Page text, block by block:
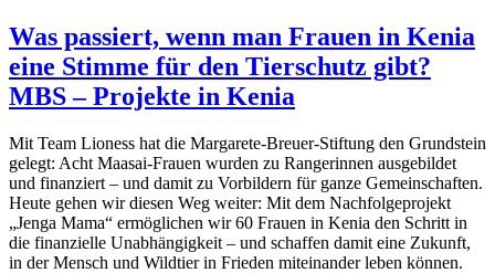
Was passiert, wenn man Frauen in Kenia
eine Stimme für den Tierschutz gibt?
MBS – Projekte in Kenia
Mit Team Lioness hat die Margarete-Breuer-Stiftung den Grundstein
gelegt: Acht Maasai-Frauen wurden zu Rangerinnen ausgebildet
und finanziert – und damit zu Vorbildern für ganze Gemeinschaften.
Heute gehen wir diesen Weg weiter: Mit dem Nachfolgeprojekt
„Jenga Mama“ ermöglichen wir 60 Frauen in Kenia den Schritt in
die finanzielle Unabhängigkeit – und schaffen damit eine Zukunft,
in der Mensch und Wildtier in Frieden miteinander leben können.